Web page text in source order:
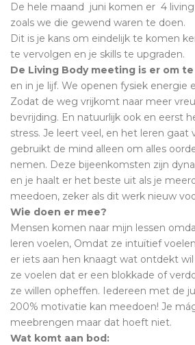
De hele maand juni komen er 4
zoals we die gewend waren te doen.
Dit is je kans om eindelijk te komen
te vervolgen en je skills te upgraden.
De Living Body meeting is er om
en in je lijf. We openen fysiek energie
Zodat de weg vrijkomt naar meer
bevrijding. En natuurlijk ook en eerst
stress. Je leert veel, en het leren gaat
gebruikt de mind alleen om alles
nemen. Deze bijeenkomsten zijn
en je haalt er het beste uit als je
meedoen, zeker als dit werk nieuw
Wie doen er mee?
Mensen komen naar mijn lessen
leren voelen, Omdat ze intuïtief
er iets aan hen knaagt wat ontdekt
ze voelen dat er een blokkade of
ze willen opheffen. Iedereen met de
200% motivatie kan meedoen! Je
meebrengen maar dat hoeft niet.
Wat komt aan bod: